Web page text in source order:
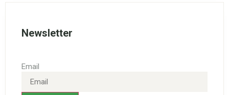
Newsletter
Email